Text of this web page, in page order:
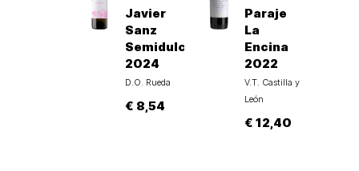
Javier
Sanz
Semidulce
2024
D.O. Rueda
€ 8,54
Paraje
La
Encina
2022
V.T. Castilla y
León
€ 12,40